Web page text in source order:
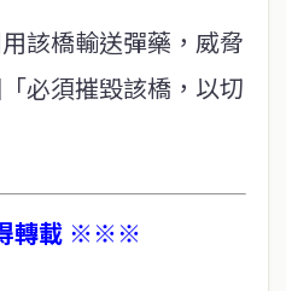
該橋輸送彈藥，威脅
必須摧毀該橋，以切
轉載 ※※※